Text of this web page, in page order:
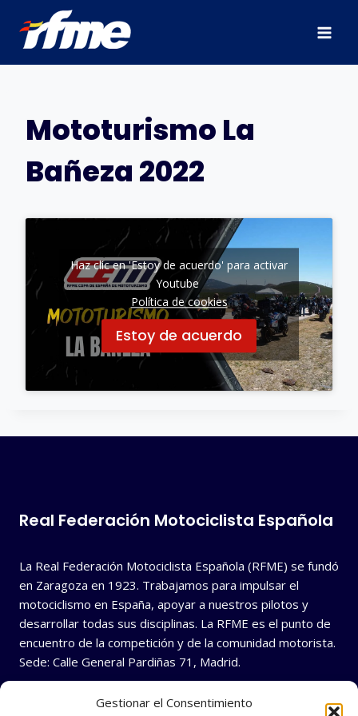
Gestionar el Consentimiento
contenido
Mototurismo La
Bañeza 2022
Haz clic en 'Estoy de acuerdo' para activar
Youtube
Política de cookies
Estoy de acuerdo
Real Federación Motociclista Española
La Real Federación Motociclista Española (RFME) se fundó
en Zaragoza en 1923. Trabajamos para impulsar el
motociclismo en España, apoyar a nuestros pilotos y
desarrollar todas sus disciplinas. La RFME es el punto de
encuentro de la competición y de la comunidad motorista.
Sede: Calle General Pardiñas 71, Madrid.